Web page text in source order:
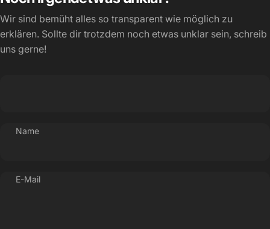
Wir sind bemüht alles so transparent wie möglich zu
erklären. Sollte dir trotzdem noch etwas unklar sein, schreib
uns gerne!
Name
E-Mail